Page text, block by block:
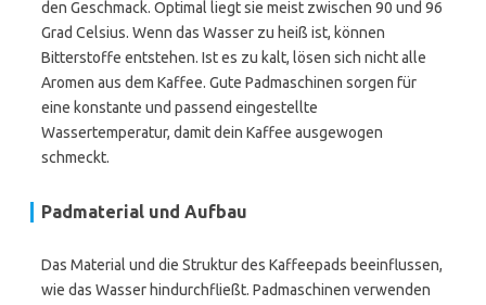
den Geschmack. Optimal liegt sie meist zwischen 90 und 96
Grad Celsius. Wenn das Wasser zu heiß ist, können
Bitterstoffe entstehen. Ist es zu kalt, lösen sich nicht alle
Aromen aus dem Kaffee. Gute Padmaschinen sorgen für
eine konstante und passend eingestellte
Wassertemperatur, damit dein Kaffee ausgewogen
schmeckt.
Padmaterial und Aufbau
Das Material und die Struktur des Kaffeepads beeinflussen,
wie das Wasser hindurchfließt. Padmaschinen verwenden